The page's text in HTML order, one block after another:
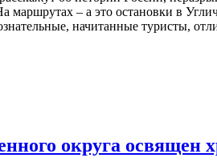
– а это остановки в
начитанные туристы,
округа освящен